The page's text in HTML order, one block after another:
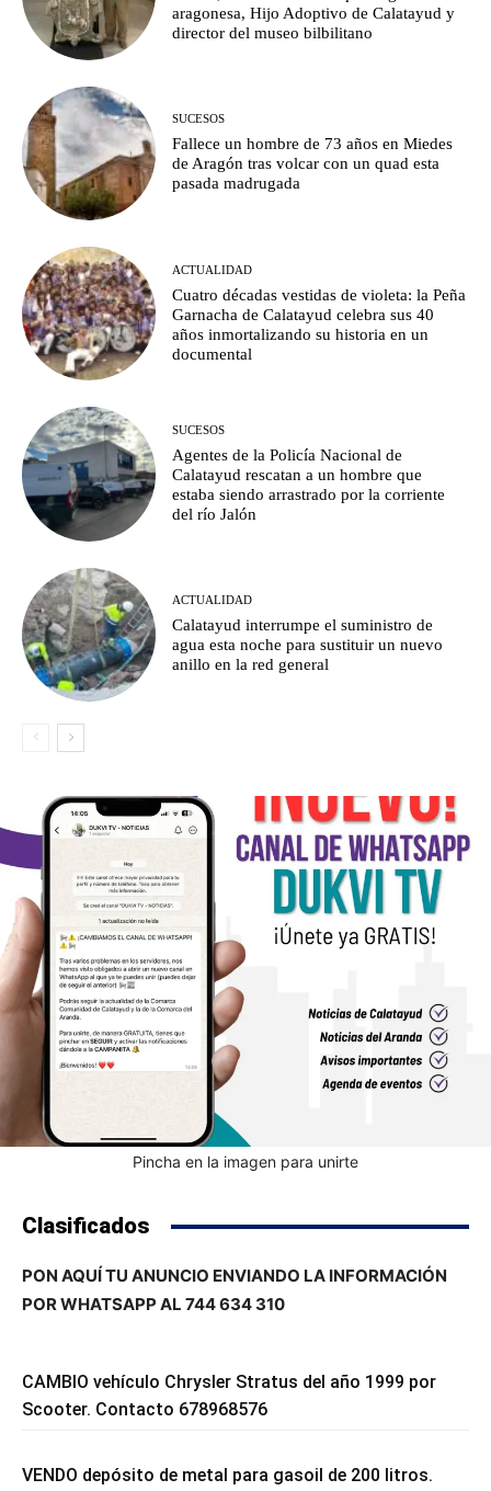
aragonesa, Hijo Adoptivo de Calatayud y
director del museo bilbilitano
SUCESOS
Fallece un hombre de 73 años en Miedes
de Aragón tras volcar con un quad esta
pasada madrugada
ACTUALIDAD
Cuatro décadas vestidas de violeta: la Peña
Garnacha de Calatayud celebra sus 40
años inmortalizando su historia en un
documental
SUCESOS
Agentes de la Policía Nacional de
Calatayud rescatan a un hombre que
estaba siendo arrastrado por la corriente
del río Jalón
ACTUALIDAD
Calatayud interrumpe el suministro de
agua esta noche para sustituir un nuevo
anillo en la red general
Pincha en la imagen para unirte
Clasificados
PON AQUÍ TU ANUNCIO ENVIANDO LA INFORMACIÓN
POR WHATSAPP AL 744 634 310
CAMBIO vehículo Chrysler Stratus del año 1999 por
Scooter. Contacto 678968576
VENDO depósito de metal para gasoil de 200 litros.